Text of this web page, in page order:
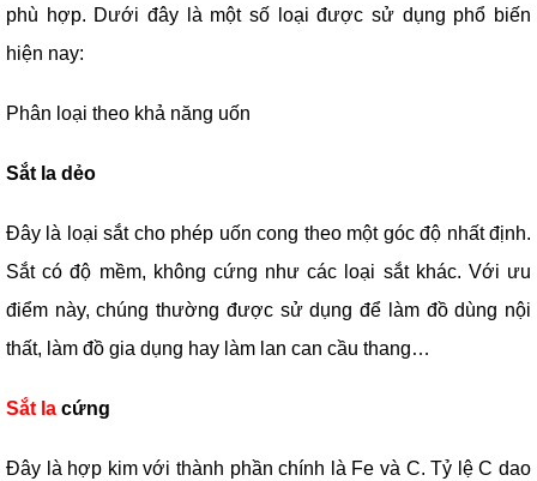
phù hợp. Dưới đây là một số loại được sử dụng phổ biến
hiện nay:
Phân loại theo khả năng uốn
Sắt la dẻo
Đây là loại sắt cho phép uốn cong theo một góc độ nhất định.
Sắt có độ mềm, không cứng như các loại sắt khác. Với ưu
điểm này, chúng thường được sử dụng để làm đồ dùng nội
thất, làm đồ gia dụng hay làm lan can cầu thang…
Sắt la cứng
Đây là hợp kim với thành phần chính là Fe và C. Tỷ lệ C dao